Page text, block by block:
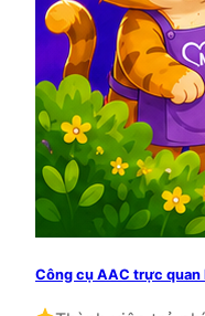
Công cụ AAC trực quan